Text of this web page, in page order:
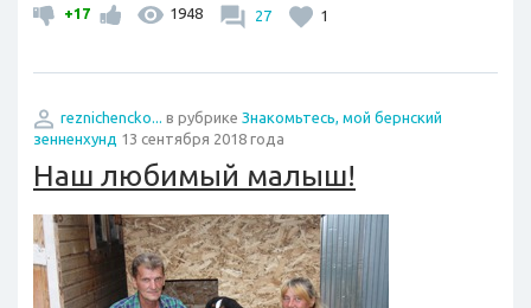
+17 1948 27 1
reznichencko... в рубрике Знакомьтесь, мой бернский
зенненхунд 13 сентября 2018 года
Наш любимый малыш!